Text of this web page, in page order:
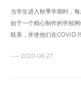
当学生进入秋季学期时，
始于一个精心制作的学校
联系，并使他们在COVID-
—— 2020-08-27